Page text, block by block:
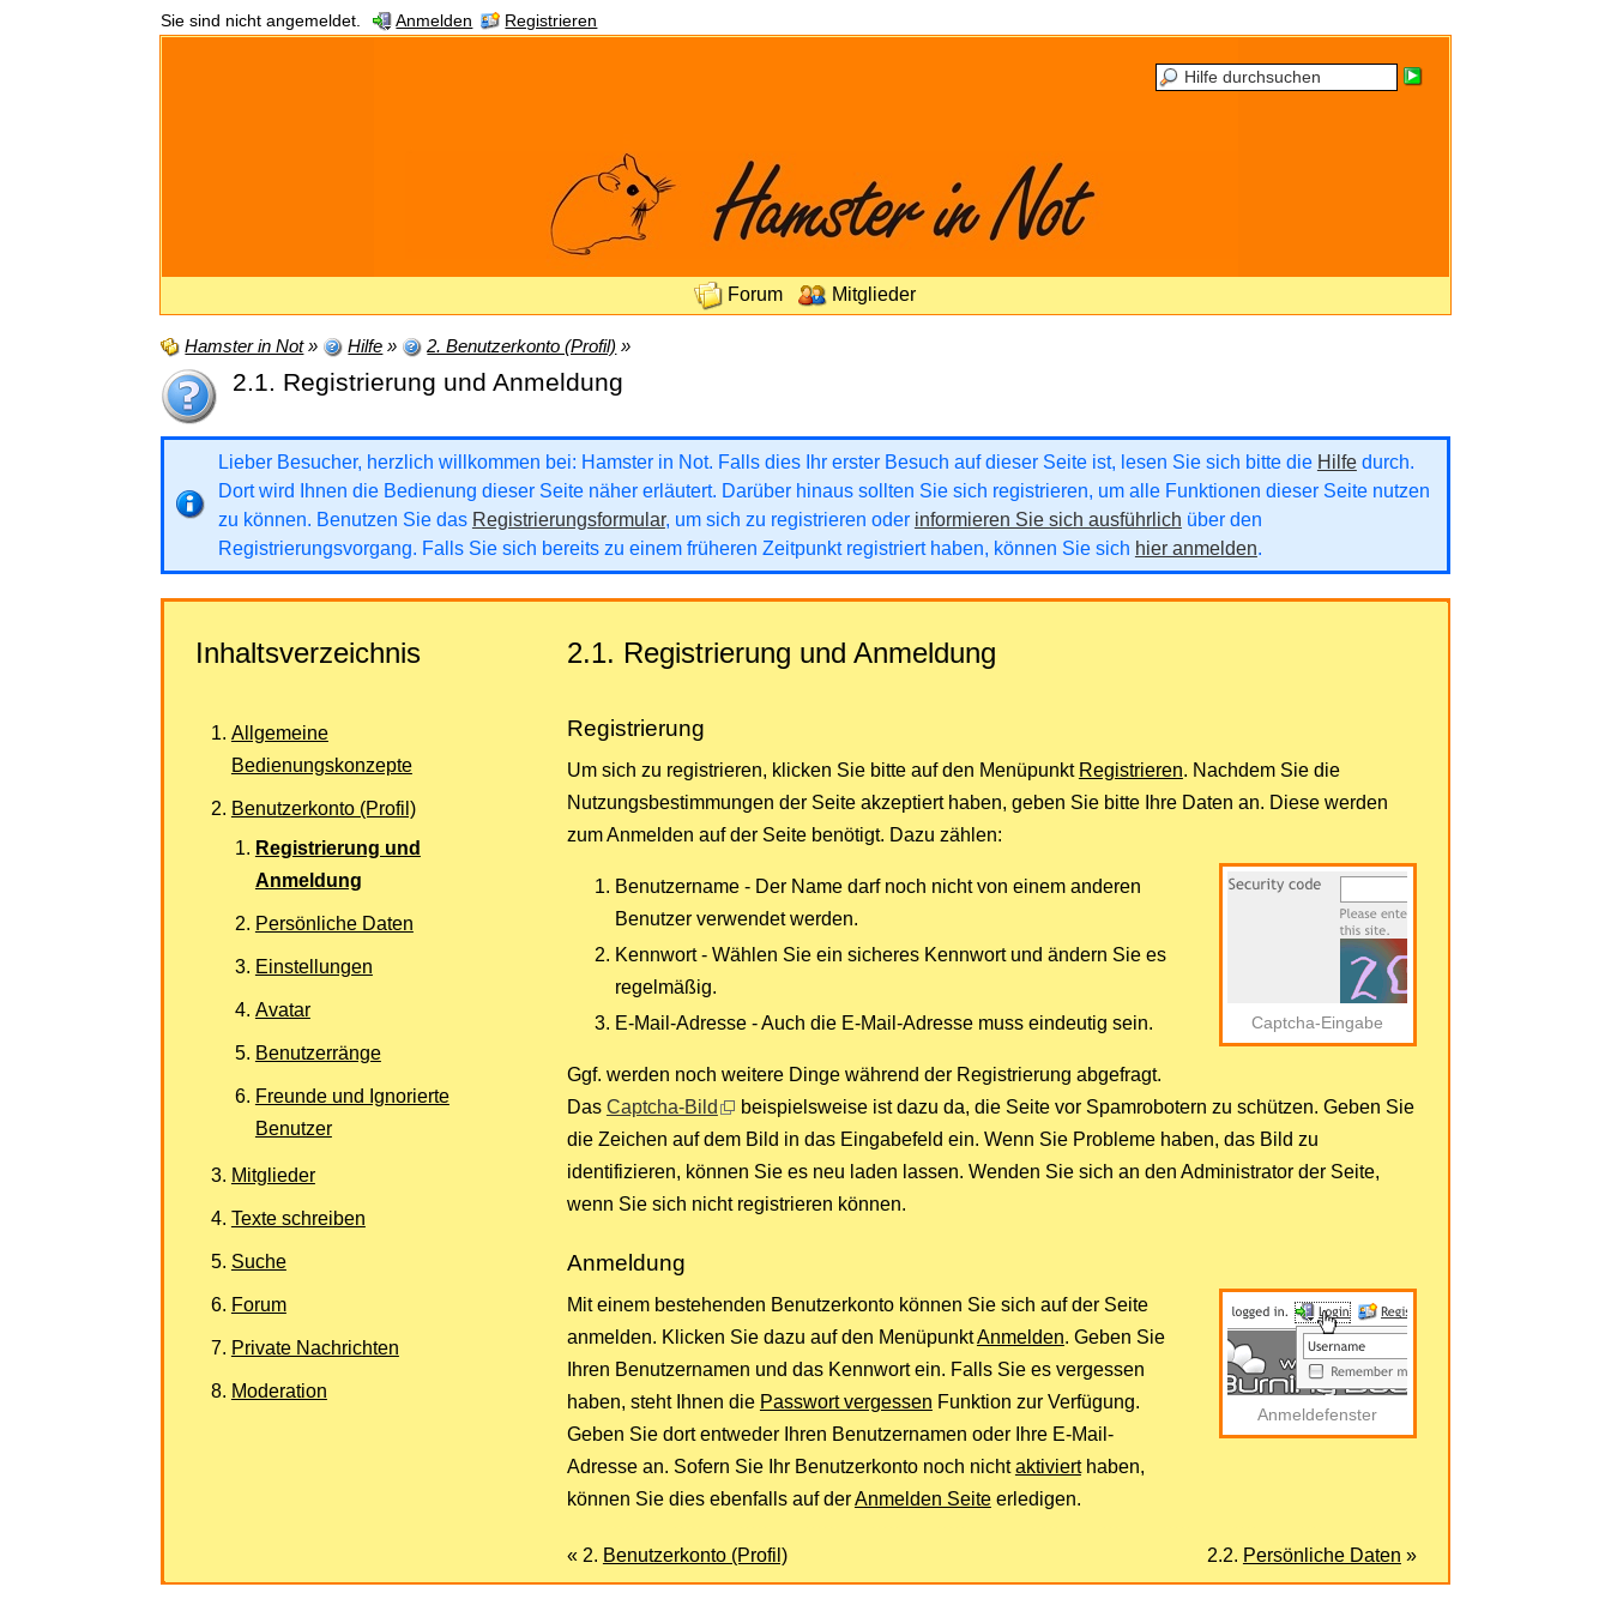
Sie sind nicht angemeldet. Anmelden Registrieren
Forum Mitglieder
Hamster in Not» Hilfe » 2. Benutzerkonto (Profil) »
2.1. Registrierung und Anmeldung
Lieber Besucher, herzlich willkommen bei: Hamster in Not. Falls dies Ihr erster Besuch auf dieser Seite ist, lesen Sie sich bitte die Hilfedurch.
Dort wird Ihnen die Bedienung dieser Seite näher erläutert. Darüber hinaus sollten Sie sich registrieren, um alle Funktionen dieser Seite nutzen
zu können. Benutzen Sie das Registrierungsformular, um sich zu registrieren oder informieren Sie sich ausführlich über den
Registrierungsvorgang. Falls Sie sich bereits zu einem früheren Zeitpunkt registriert haben, können Sie sich hier anmelden.
Inhaltsverzeichnis
Allgemeine
Bedienungskonzepte
Benutzerkonto (Profil)
Registrierung und
Anmeldung
Persönliche Daten
Einstellungen
Avatar
Benutzerränge
Freunde und Ignorierte
Benutzer
Mitglieder
Texte schreiben
Suche
Forum
Private Nachrichten
Moderation
2.1. Registrierung und Anmeldung
Registrierung
Um sich zu registrieren, klicken Sie bitte auf den Menüpunkt Registrieren. Nachdem Sie die
Nutzungsbestimmungen der Seite akzeptiert haben, geben Sie bitte Ihre Daten an. Diese werden
zum Anmelden auf der Seite benötigt. Dazu zählen:
Captcha-Eingabe
Benutzername - Der Name darf noch nicht von einem anderen
Benutzer verwendet werden.
Kennwort - Wählen Sie ein sicheres Kennwort und ändern Sie es
regelmäßig.
E-Mail-Adresse - Auch die E-Mail-Adresse muss eindeutig sein.
Ggf. werden noch weitere Dinge während der Registrierung abgefragt.
Das Captcha-Bild
beispielsweise ist dazu da, die Seite vor Spamrobotern zu schützen. Geben Sie
die Zeichen auf dem Bild in das Eingabefeld ein. Wenn Sie Probleme haben, das Bild zu
identifizieren, können Sie es neu laden lassen. Wenden Sie sich an den Administrator der Seite,
wenn Sie sich nicht registrieren können.
Anmeldung
Anmeldefenster
Mit einem bestehenden Benutzerkonto können Sie sich auf der Seite
anmelden. Klicken Sie dazu auf den MenüpunktAnmelden. Geben Sie
Ihren Benutzernamen und das Kennwort ein. Falls Sie es vergessen
haben, steht Ihnen die Passwort vergessen Funktion zur Verfügung.
Geben Sie dort entweder Ihren Benutzernamen oder Ihre E-Mail-
Adresse an. Sofern Sie Ihr Benutzerkonto noch nichtaktivierthaben,
können Sie dies ebenfalls auf derAnmelden Seiteerledigen.
« 2. Benutzerkonto (Profil) 2.2. Persönliche Daten »